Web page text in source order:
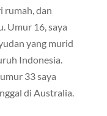
rumah, dan
Umur 16, saya
yang murid
Indonesia.
33 saya
di Australia.